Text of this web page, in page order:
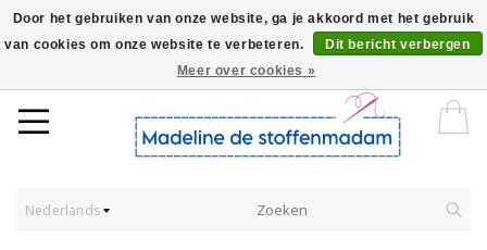
Worldwide Shipping - Onze stoffen worden verkocht per 10 cm.
Nederlands
Door het gebruiken van onze website, ga je akkoord met het gebruik
van cookies om onze website te verbeteren.
Dit bericht verbergen
Meer over cookies »